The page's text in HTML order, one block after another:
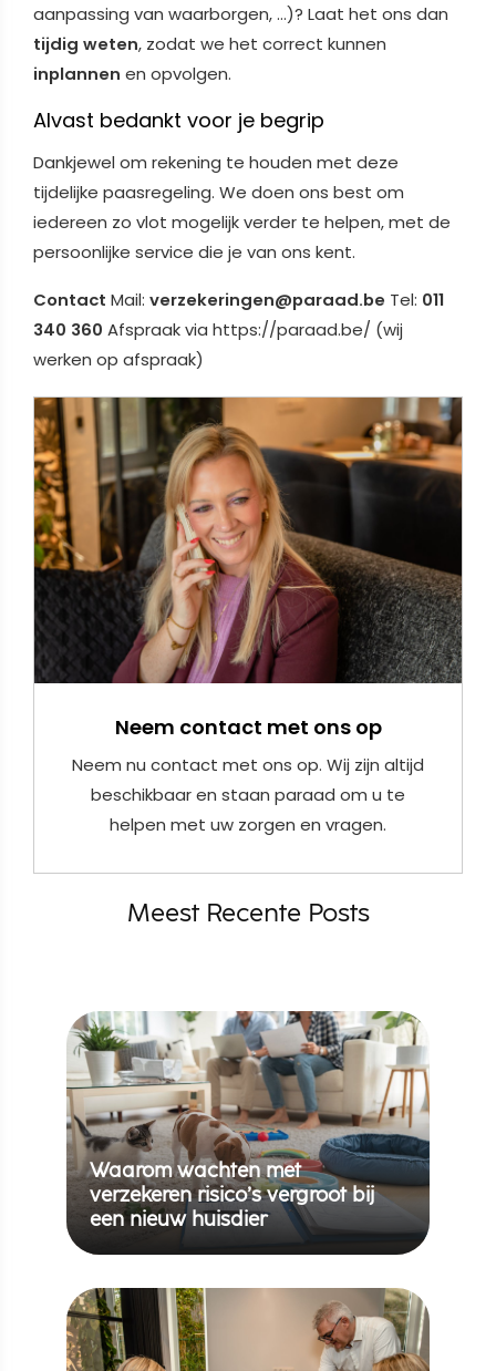
aanpassing van waarborgen, …)? Laat het ons dan
tijdig weten, zodat we het correct kunnen
inplannen en opvolgen.
Alvast bedankt voor je begrip
Dankjewel om rekening te houden met deze
tijdelijke paasregeling. We doen ons best om
iedereen zo vlot mogelijk verder te helpen, met de
persoonlijke service die je van ons kent.
Contact Mail: verzekeringen@paraad.be Tel: 011
340 360 Afspraak via https://paraad.be/ (wij
werken op afspraak)
Neem contact met ons op
Neem nu contact met ons op. Wij zijn altijd
beschikbaar en staan paraad om u te
helpen met uw zorgen en vragen.
Meest Recente Posts
Waarom wachten met
verzekeren risico’s vergroot bij
een nieuw huisdier